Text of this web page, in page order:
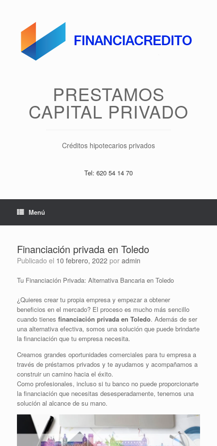
PRESTAMOS
CAPITAL PRIVADO
Créditos hipotecarios privados
Tel: 620 54 14 70
Menú
Financiación privada en Toledo
Publicado el 10 febrero, 2022 por admin
Tu Financiación Privada: Alternativa Bancaria en Toledo
¿Quieres crear tu propia empresa y empezar a obtener
beneficios en el mercado? El proceso es mucho más sencillo
cuando tienes financiación privada en Toledo. Además de ser
una alternativa efectiva, somos una solución que puede brindarte
la financiación que tu empresa necesita.
Creamos grandes oportunidades comerciales para tu empresa a
través de préstamos privados y te ayudamos y acompañamos a
construir un camino hacia el éxito.
Como profesionales, incluso si tu banco no puede proporcionarte
la financiación que necesitas desesperadamente, tenemos una
solución al alcance de su mano.